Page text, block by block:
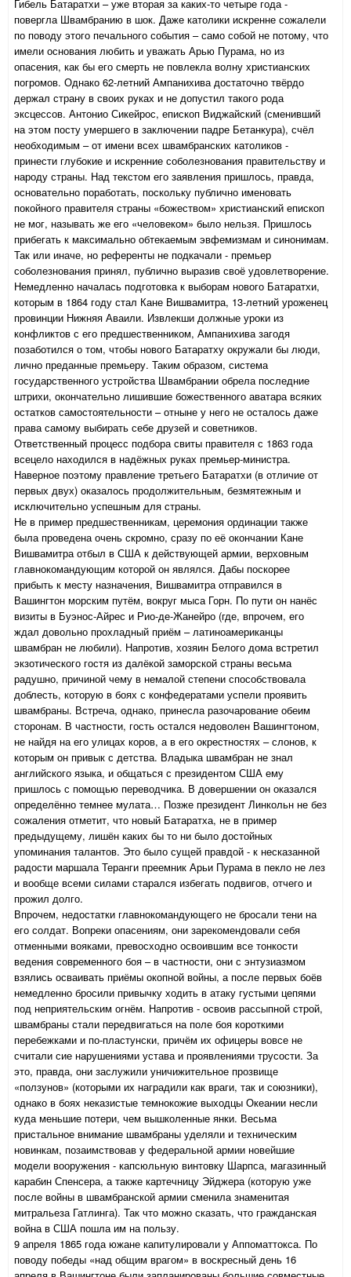
Гибель Батаратхи – уже вторая за каких-то четыре года -
повергла Швамбранию в шок. Даже католики искренне сожалели
по поводу этого печального события – само собой не потому, что
имели основания любить и уважать Арью Пурама, но из
опасения, как бы его смерть не повлекла волну христианских
погромов. Однако 62-летний Ампанихива достаточно твёрдо
держал страну в своих руках и не допустил такого рода
эксцессов. Антонио Сикейрос, епископ Виджайский (сменивший
на этом посту умершего в заключении падре Бетанкура), счёл
необходимым – от имени всех швамбранских католиков -
принести глубокие и искренние соболезнования правительству и
народу страны. Над текстом его заявления пришлось, правда,
основательно поработать, поскольку публично именовать
покойного правителя страны «божеством» христианский епископ
не мог, называть же его «человеком» было нельзя. Пришлось
прибегать к максимально обтекаемым эвфемизмам и синонимам.
Так или иначе, но референты не подкачали - премьер
соболезнования принял, публично выразив своё удовлетворение.
Немедленно началась подготовка к выборам нового Батаратхи,
которым в 1864 году стал Кане Вишвамитра, 13-летний уроженец
провинции Нижняя Аваили. Извлекши должные уроки из
конфликтов с его предшественником, Ампанихива загодя
позаботился о том, чтобы нового Батаратху окружали бы люди,
лично преданные премьеру. Таким образом, система
государственного устройства Швамбрании обрела последние
штрихи, окончательно лишившие божественного аватара всяких
остатков самостоятельности – отныне у него не осталось даже
права самому выбирать себе друзей и советников.
Ответственный процесс подбора свиты правителя с 1863 года
всецело находился в надёжных руках премьер-министра.
Наверное поэтому правление третьего Батаратхи (в отличие от
первых двух) оказалось продолжительным, безмятежным и
исключительно успешным для страны.
Не в пример предшественникам, церемония ординации также
была проведена очень скромно, сразу по её окончании Кане
Вишвамитра отбыл в США к действующей армии, верховным
главнокомандующим которой он являлся. Дабы поскорее
прибыть к месту назначения, Вишвамитра отправился в
Вашингтон морским путём, вокруг мыса Горн. По пути он нанёс
визиты в Буэнос-Айрес и Рио-де-Жанейро (где, впрочем, его
ждал довольно прохладный приём – латиноамериканцы
швамбран не любили). Напротив, хозяин Белого дома встретил
экзотического гостя из далёкой заморской страны весьма
радушно, причиной чему в немалой степени способствовала
доблесть, которую в боях с конфедератами успели проявить
швамбраны. Встреча, однако, принесла разочарование обеим
сторонам. В частности, гость остался недоволен Вашингтоном,
не найдя на его улицах коров, а в его окрестностях – слонов, к
которым он привык с детства. Владыка швамбран не знал
английского языка, и общаться с президентом США ему
пришлось с помощью переводчика. В довершении он оказался
определённо темнее мулата… Позже президент Линкольн не без
сожаления отметит, что новый Батаратха, не в пример
предыдущему, лишён каких бы то ни было достойных
упоминания талантов. Это было сущей правдой - к несказанной
радости маршала Теранги преемник Арьи Пурама в пекло не лез
и вообще всеми силами старался избегать подвигов, отчего и
прожил долго.
Впрочем, недостатки главнокомандующего не бросали тени на
его солдат. Вопреки опасениям, они зарекомендовали себя
отменными вояками, превосходно освоившим все тонкости
ведения современного боя – в частности, они с энтузиазмом
взялись осваивать приёмы окопной войны, а после первых боёв
немедленно бросили привычку ходить в атаку густыми цепями
под неприятельским огнём. Напротив - освоив рассыпной строй,
швамбраны стали передвигаться на поле боя короткими
перебежками и по-пластунски, причём их офицеры вовсе не
считали сие нарушениями устава и проявлениями трусости. За
это, правда, они заслужили уничижительное прозвище
«ползунов» (которыми их наградили как враги, так и союзники),
однако в боях неказистые темнокожие выходцы Океании несли
куда меньшие потери, чем вышколенные янки. Весьма
пристальное внимание швамбраны уделяли и техническим
новинкам, позаимствовав у федеральной армии новейшие
модели вооружения - капсюльную винтовку Шарпса, магазинный
карабин Спенсера, а также картечницу Эйджера (которую уже
после войны в швамбранской армии сменила знаменитая
митральеза Гатлинга). Так что можно сказать, что гражданская
война в США пошла им на пользу.
9 апреля 1865 года южане капитулировали у Аппоматтокса. По
поводу победы «над общим врагом» в воскресный день 16